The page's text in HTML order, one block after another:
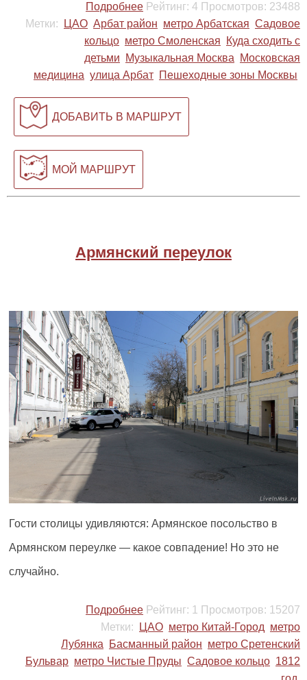
Подробнее Рейтинг: 4 Просмотров: 23488
Метки:
ЦАО Арбат район метро Арбатская Садовое
кольцо метро Смоленская
Куда сходить с
детьми
Музыкальная Москва Московская
медицина улица Арбат Пешеходные зоны Москвы
ДОБАВИТЬ В МАРШРУТ
МОЙ МАРШРУТ
Армянский переулок
Гости столицы удивляются: Армянское посольство в
Армянском переулке — какое совпадение! Но это не
случайно.
Подробнее Рейтинг: 1 Просмотров: 15207
Метки:
ЦАО метро Китай-Город метро
Лубянка
Басманный район метро Сретенский
Бульвар метро Чистые Пруды Садовое кольцо 1812